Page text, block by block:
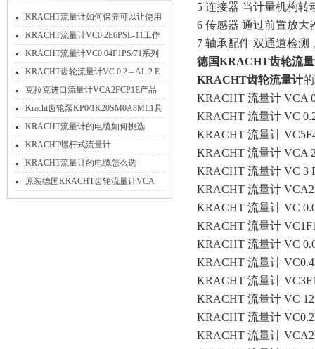
KRACHT流量计如何保养可以让使用
时间久一些？
KRACHT流量计VC0.2E6PSL-11工作
原理
KRACHT流量计VC0.04F1PS/71系列
产品介绍
KRACHT齿轮流量计VC 0.2 – AL 2 E
的工作原理
克拉克进口流量计VCA2FCP1E产品
技术特点全介绍
Kracht齿轮泵KP0/1K20SM0A8ML1具
体描述
KRACHT流量计的电缆如何挑选
KRACHT螺杆式流量计
SVC10A1G1L1SVT
KRACHT流量计的电缆怎么选
原装德国KRACHT齿轮流量计VCA
0.2EBR1现货当天发货
5 连接器 当计量机构
6 传感器 通过前置放大
7 轴承配件 双通道检
德国KRACHT齿轮流
KRACHT齿轮流量计
KRACHT 流量计 VCA
KRACHT 流量计 VC
KRACHT 流量计
KRACHT 流量计 VCA
KRACHT 流量计 VC 3
KRACHT 流量计
KRACHT 流量计 VC
KRACHT 流量计
KRACHT 流量计 VC
KRACHT 流量计
KRACHT 流量计
KRACHT 流量计 VC 12
KRACHT 流量计
KRACHT 流量计